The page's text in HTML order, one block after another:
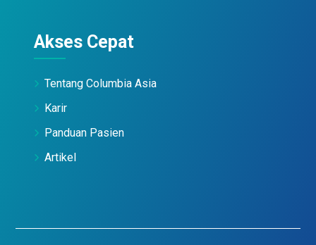
Akses Cepat
Tentang Columbia Asia
Karir
Panduan Pasien
Artikel